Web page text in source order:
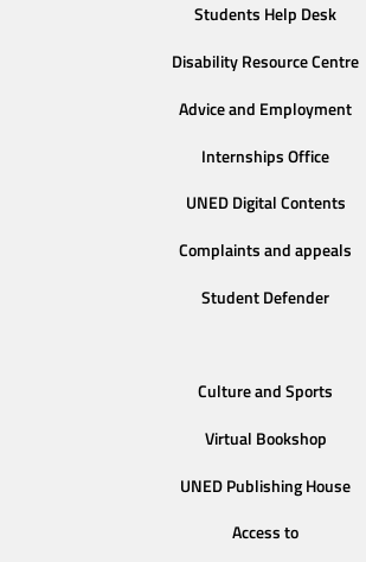
Students Help Desk
Disability Resource Centre
Advice and Employment
Internships Office
UNED Digital Contents
Complaints and appeals
Student Defender
Culture and Sports
Virtual Bookshop
UNED Publishing House
Access to